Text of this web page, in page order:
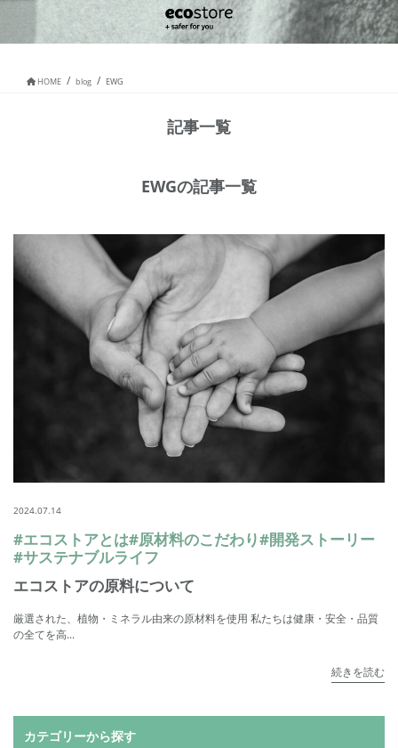
HOME blog EWG
記事一覧
EWGの記事一覧
2024.07.14
#エコストアとは#原材料のこだわり#開発ストーリー
#サステナブルライフ
エコストアの原料について
厳選された、植物・ミネラル由来の原材料を使用 私たちは健康・安全・品質
の全てを高...
続きを読む
カテゴリーから探す